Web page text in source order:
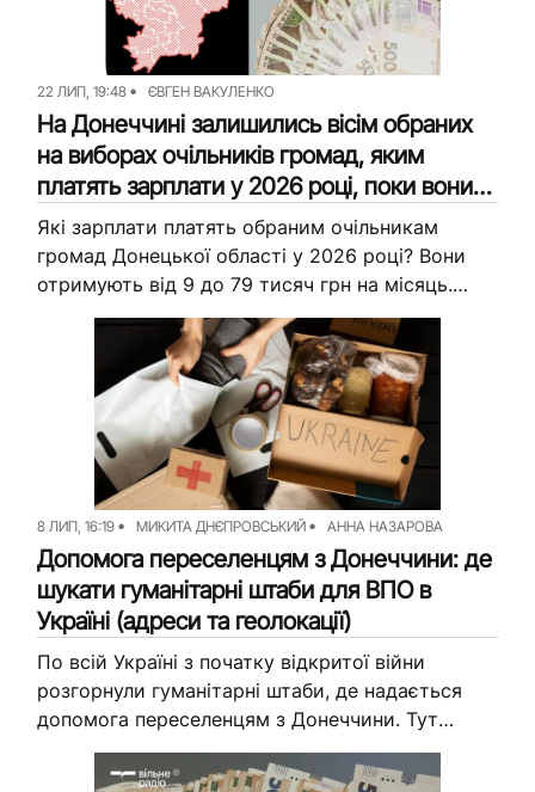
Репортажі
Блог
Команда
Редакційна політика
22 ЛИП, 19:48 ЄВГЕН ВАКУЛЕНКО
На Донеччині залишились вісім обраних
на виборах очільників громад, яким
платять зарплати у 2026 році, поки вони
не керують
Які зарплати платять обраним очільникам
громад Донецької області у 2026 році? Вони
отримують від 9 до 79 тисяч грн на місяць.
Розповідаємо детально про зарплати кожного
обраного голови громади Донеччини.
8 ЛИП, 16:19 МИКИТА ДНЄПРОВСЬКИЙ АННА НАЗАРОВА
Допомога переселенцям з Донеччини: де
шукати гуманітарні штаби для ВПО в
Україні (адреси та геолокації)
По всій Україні з початку відкритої війни
розгорнули гуманітарні штаби, де надається
допомога переселенцям з Донеччини. Тут
можна отримати необхідну гуманітарну
допомогу, психологічну підтримку та